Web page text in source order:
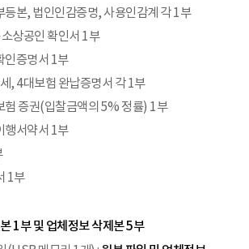
등본, 법인인감증명, 사용인감계 각 1부
소상공인 확인서 1부
인증명서 1부
, 4대보험 완납증명서 각 1부
험 증권(입찰금액의 5% 정률) 1부
행서약서 1부
1부
1부 및 업체정보 삭제본 5부